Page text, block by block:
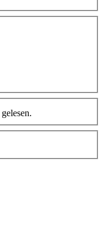
gelesen.